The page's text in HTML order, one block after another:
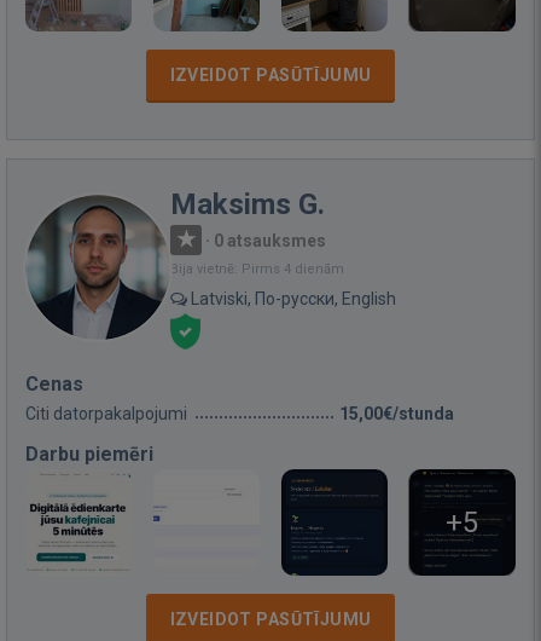
IZVEIDOT PASŪTĪJUMU
Maksims G.
· 0 atsauksmes
Bija vietnē: Pirms 4 dienām
Latviski, По-русски, English
Cenas
Citi datorpakalpojumi 15,00€/stunda
Darbu piemēri
+5
IZVEIDOT PASŪTĪJUMU